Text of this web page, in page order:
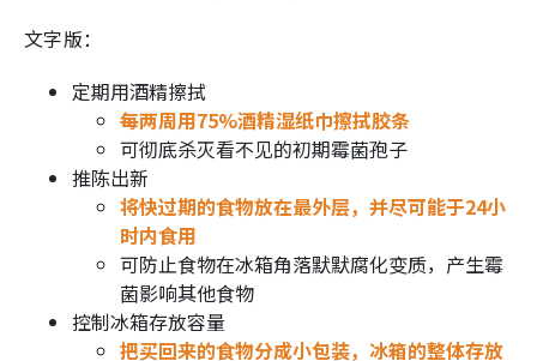
文字版：
定期用酒精擦拭
每两周用75%酒精湿纸巾擦拭胶条
可彻底杀灭看不见的初期霉菌孢子
推陈出新
将快过期的食物放在最外层，并尽可能于24小
时内食用
可防止食物在冰箱角落默默腐化变质，产生霉
菌影响其他食物
控制冰箱存放容量
把买回来的食物分成小包装，冰箱的整体存放